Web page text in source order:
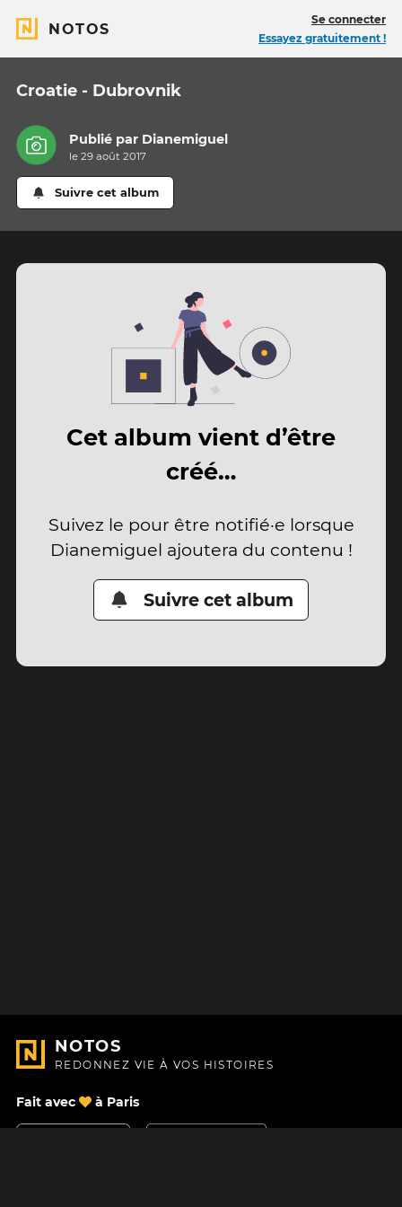
NOTOS
Se connecter
Essayez gratuitement !
Croatie - Dubrovnik
Publié par Dianemiguel
le 29 août 2017
Suivre cet album
Cet album vient d’être
créé…
Suivez le pour être notifié·e lorsque
Dianemiguel ajoutera du contenu !
Suivre cet album
NOTOS
REDONNEZ VIE À VOS HISTOIRES
Fait avec à Paris